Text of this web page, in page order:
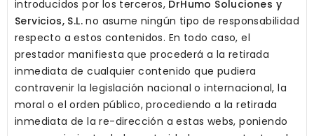
introducidos por los terceros, DrHumo Soluciones y
Servicios, S.L. no asume ningún tipo de responsabilidad
respecto a estos contenidos. En todo caso, el
prestador manifiesta que procederá a la retirada
inmediata de cualquier contenido que pudiera
contravenir la legislación nacional o internacional, la
moral o el orden público, procediendo a la retirada
inmediata de la re-dirección a estas webs, poniendo